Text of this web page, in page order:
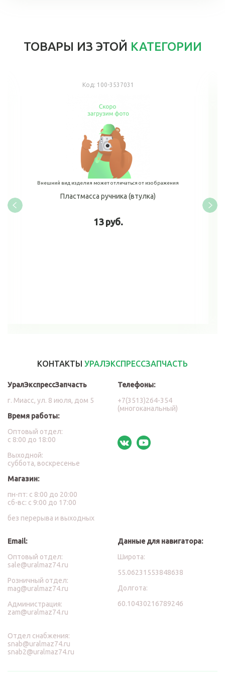
ТОВАРЫ ИЗ ЭТОЙ КАТЕГОРИИ
Код: 100-3537031
Внешний вид изделия может отличаться от изображения
Пластмасса ручника (втулка)
13 руб.
КОНТАКТЫ УРАЛЭКСПРЕССЗАПЧАСТЬ
УралЭкспрессЗапчасть
г. Миасс, ул. 8 июля, дом 5
Время работы:
Оптовый отдел:
с 8:00 до 18:00
Выходной:
суббота, воскресенье
Магазин:
пн-пт: с 8:00 до 20:00
сб-вс: с 9:00 до 17:00
без перерыва и выходных
Телефоны:
+7(3513)264-354
(многоканальный)
Email:
Оптовый отдел:
sale@uralmaz74.ru
Розничный отдел:
mag@uralmaz74.ru
Администрация:
zam@uralmaz74.ru
Отдел снабжения:
snab@uralmaz74.ru
snab2@uralmaz74.ru
Данные для навигатора:
Широта:
55.06231553848638
Долгота:
60.10430216789246